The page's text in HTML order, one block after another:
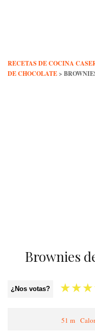
RECETAS DE COCINA
DE CHOCOLATE>
Brownies
¿Nos votas? ★★★
51 m